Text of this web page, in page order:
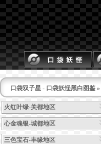
口袋双子星 - 口袋妖怪黑白图鉴 »
火红叶绿-关都地区
心金魂银-城都地区
三色宝石-丰缘地区